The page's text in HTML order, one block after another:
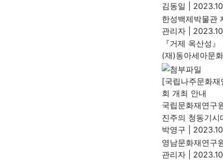
김동일
한성백제박물관
관리자
『거제 옥산성
(재)동아세아문
[국립나주문화
회 개최 안내
국립문화재연구
진주의 청동기
박영구
영남문화재연구
관리자